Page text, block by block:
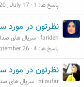
پاسخ ها 1
, July 17
نظرتون در مورد
farideh سریال های
پاسخ ها 4
26
نظرتون در مورد
niloufar سریال های